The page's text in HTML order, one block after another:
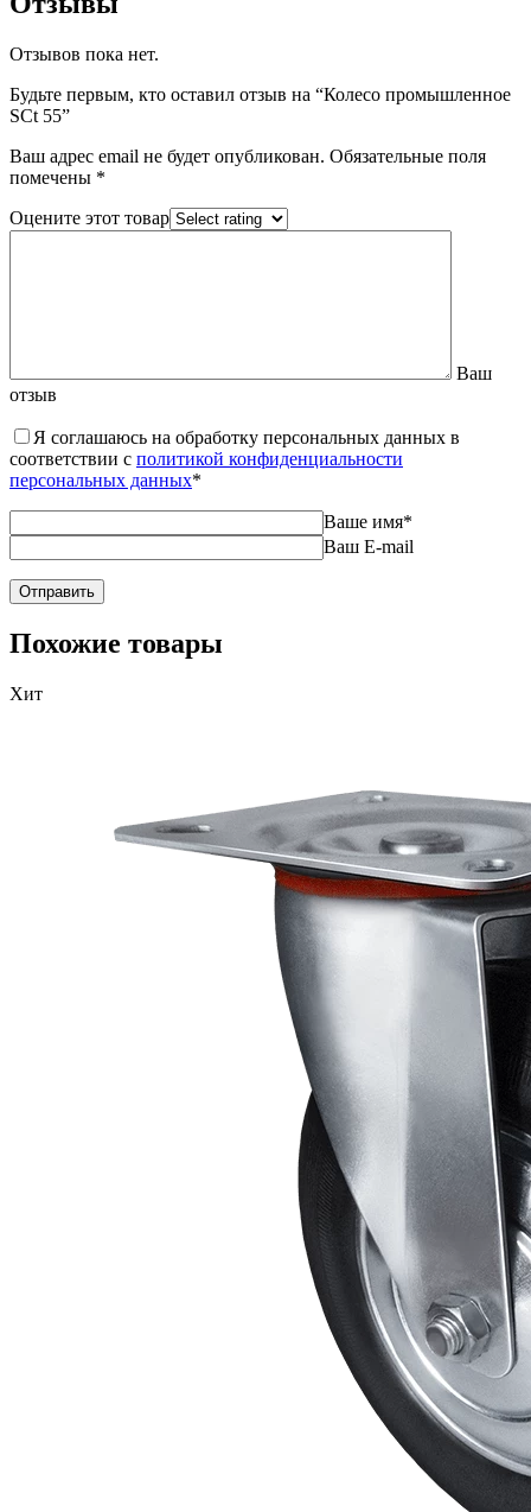
Отзывов пока нет.
Будьте первым, кто оставил отзыв на “Колесо промышленное
SCt 55”
Ваш адрес email не будет опубликован. Обязательные поля
помечены *
Оцените этот товар
Ваш
отзыв
Я соглашаюсь на обработку персональных данных в
соответствии с политикой конфиденциальности
персональных данных*
Ваше имя*
Ваш E-mail
Похожие товары
Хит